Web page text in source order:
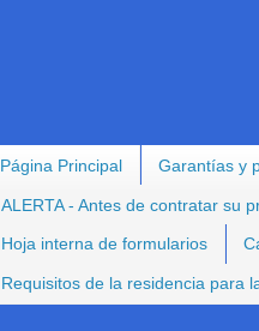
Página Principal Garantías y
ALERTA - Antes de contratar su
Hoja interna de formularios
Requisitos de la residencia para